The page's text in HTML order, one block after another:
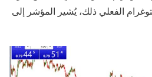
الفعلي ذلك، يُشير المؤشر إلى